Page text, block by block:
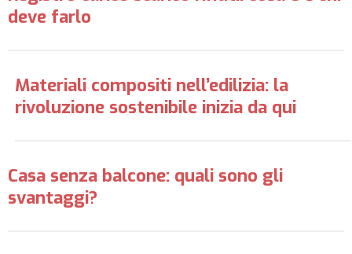
deve farlo
Materiali compositi nell’edilizia: la
rivoluzione sostenibile inizia da qui
Casa senza balcone: quali sono gli
svantaggi?